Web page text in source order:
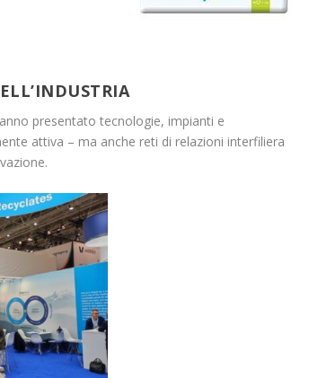
presentato tecnologie, impianti e
attiva – ma anche reti di relazioni interfiliera